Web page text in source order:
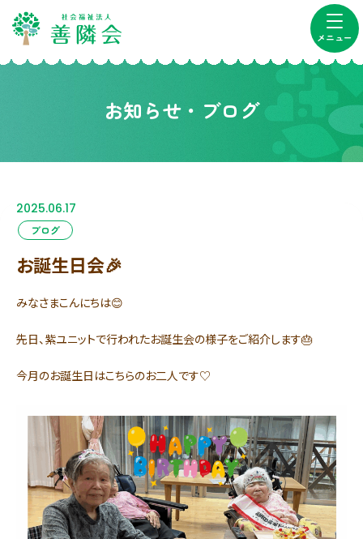
メニュー
お知らせ・ブログ
2025.06.17
ブログ
お誕生日会🎉
みなさまこんにちは😊
先日、紫ユニットで行われたお誕生会の様子をご紹介します🎂
今月のお誕生日はこちらのお二人です♡